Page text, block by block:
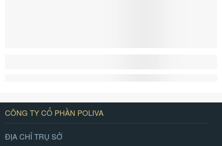
CÔNG TY CỔ PHẦN POLIVA
ĐỊA CHỈ TRỤ SỞ